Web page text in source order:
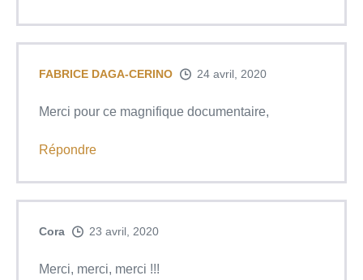
FABRICE DAGA-CERINO 24 avril, 2020
Merci pour ce magnifique documentaire,
Répondre
Cora 23 avril, 2020
Merci, merci, merci !!!